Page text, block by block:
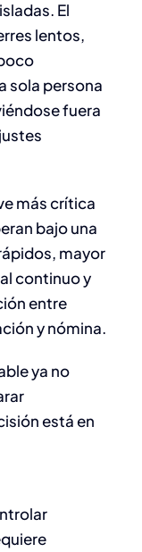
El
lentos,
sola persona
fuera
más crítica
bajo una
mayor
continuo y
entre
y nómina.
ya no
está en